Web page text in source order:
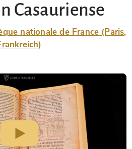
Casauriense
nationale de France (Paris,